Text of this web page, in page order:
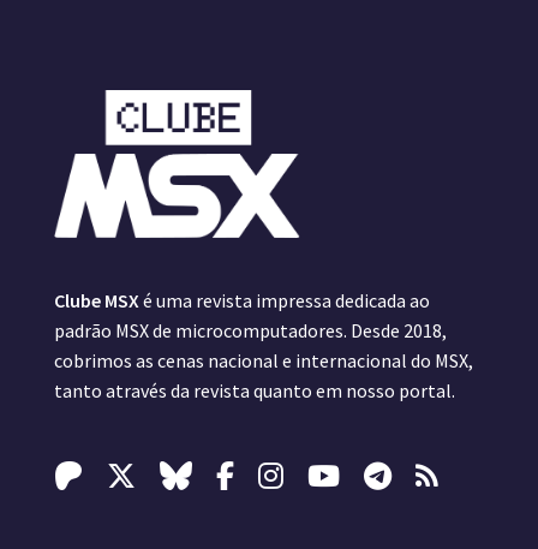
Clube MSXé uma revista impressa dedicada ao
padrão MSX de microcomputadores. Desde 2018,
cobrimos as cenas nacional e internacional do MSX,
tanto através da revista quanto em nosso portal.